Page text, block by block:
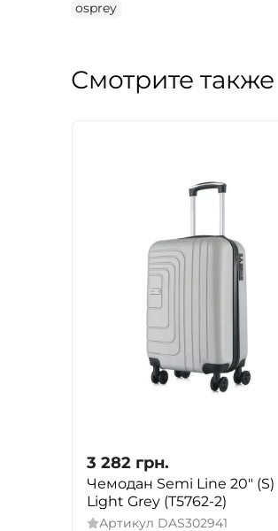
osprey
Смотрите также
3 282 грн.
Чемодан Semi Line 20" (S)
Light Grey (T5762-2)
Артикул DAS302941